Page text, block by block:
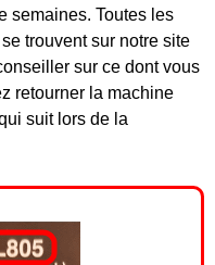
semaines. Toutes les
trouvent sur notre site
sur ce dont vous
retourner la machine
suit lors de la